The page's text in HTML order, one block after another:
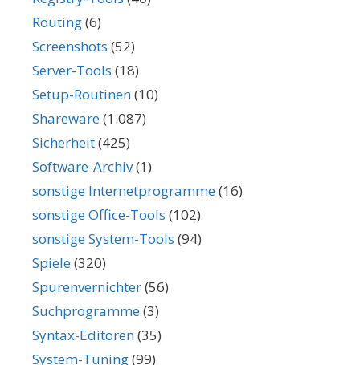
Routing(6)
Screenshots (52)
Server-Tools (18)
Setup-Routinen(10)
Shareware(1.087)
Sicherheit(425)
Software-Archiv(1)
sonstige Internetprogramme(16)
sonstige Office-Tools (102)
sonstige System-Tools (94)
Spiele(320)
Spurenvernichter(56)
Suchprogramme(3)
Syntax-Editoren(35)
System-Tuning(99)